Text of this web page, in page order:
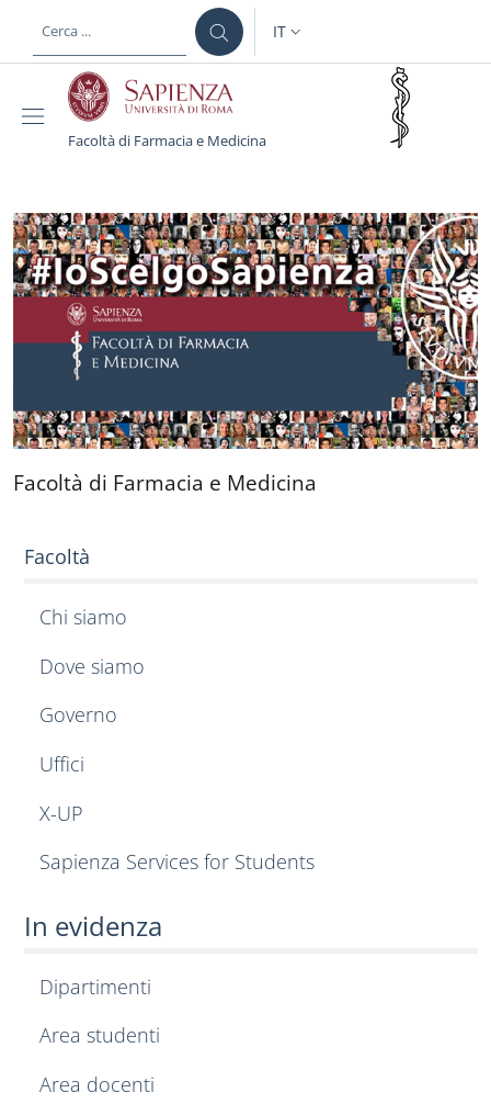
al contenuto principale
SELETTORE LINGUA:
IT
Facoltà di Farmacia e Medicina
Facoltà di Farmacia e
Facoltà di Farmacia e Medicina
Facoltà
Chi siamo
Dove siamo
Governo
Uffici
X-UP
Sapienza Services for Students
In evidenza
Dipartimenti
Area studenti
Area docenti